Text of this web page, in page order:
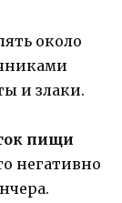
около
и злаки.
пищи
негативно